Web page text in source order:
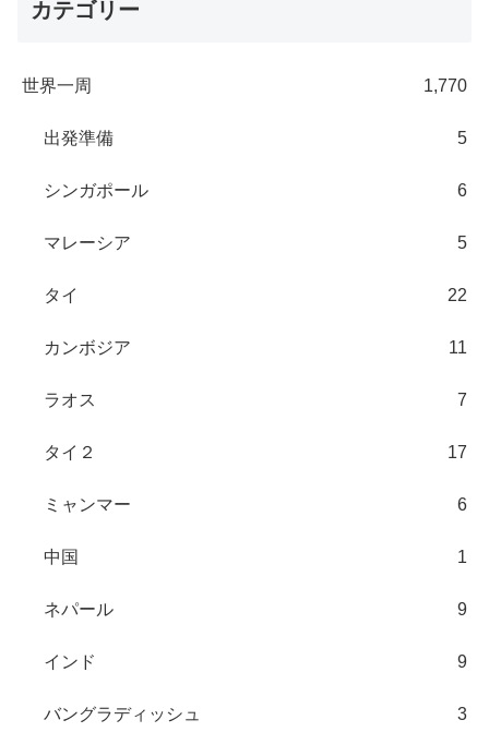
カテゴリー
世界一周 1,770
出発準備 5
シンガポール 6
マレーシア 5
タイ 22
カンボジア 11
ラオス 7
タイ２ 17
ミャンマー 6
中国 1
ネパール 9
インド 9
バングラディッシュ 3